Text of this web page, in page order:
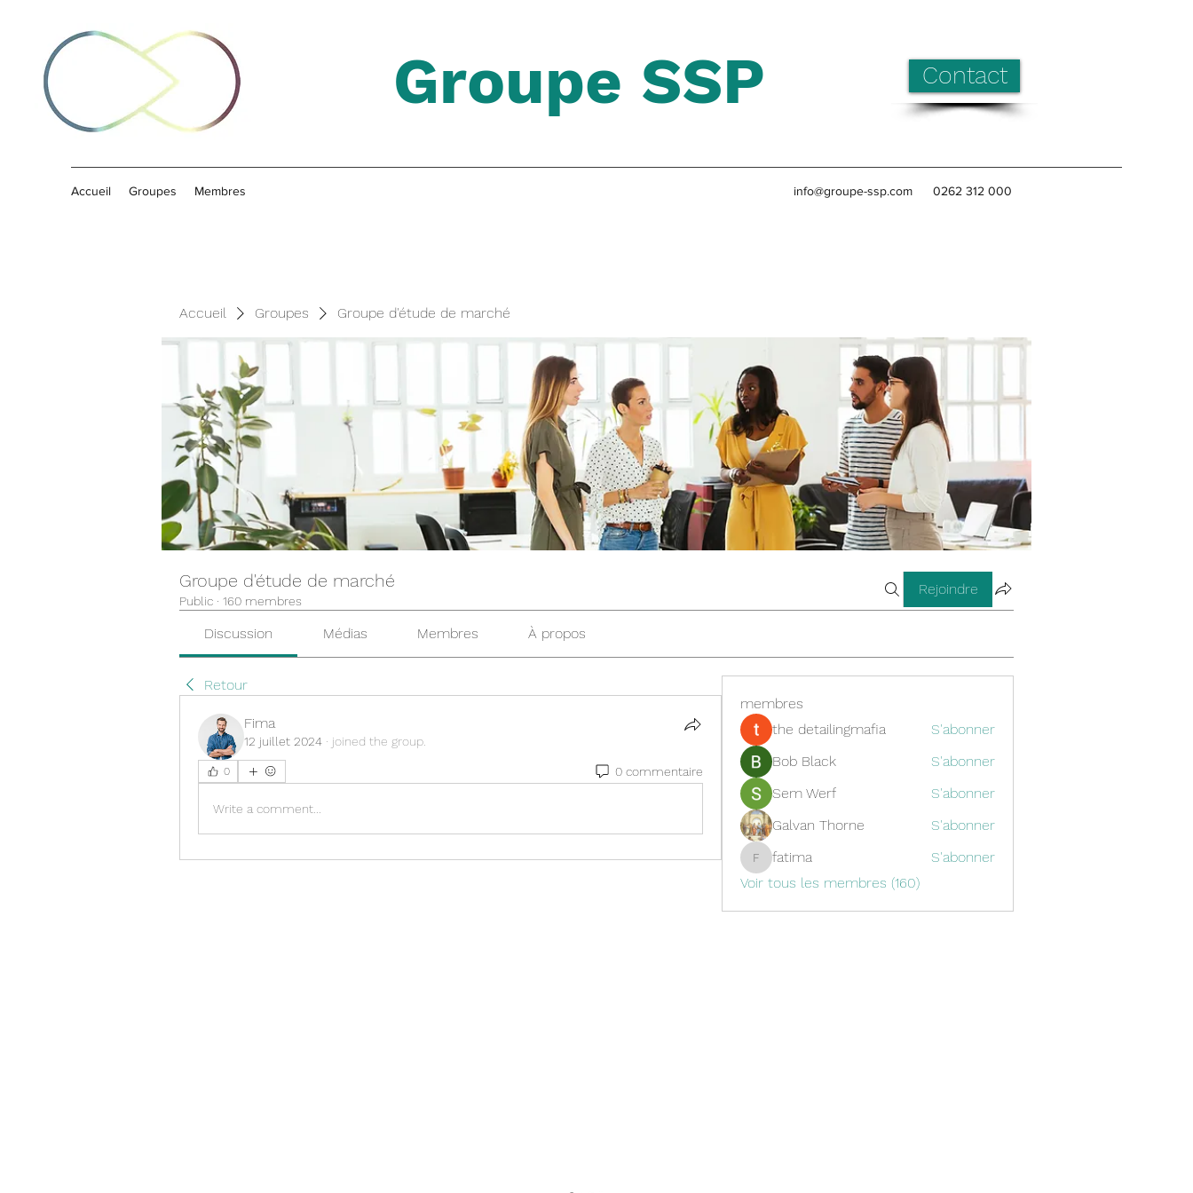
Groupe SSP Contact
Accueil Groupes Membres info@groupe-ssp.com 0262 312 000
Accueil Groupes Groupe d'étude de marché
Groupe d'étude de marché
Public · 160 membres
Rejoindre
Discussion Médias Membres À propos
Retour
Fima
12 juillet 2024 · joined the group.
0 0 commentaire
Write a comment...
membres
the detailingmafia
S'abonner
Bob Black
S'abonner
Sem Werf
S'abonner
Galvan Thorne
S'abonner
fatima
fatima
S'abonner
Voir tous les membres (160)